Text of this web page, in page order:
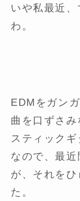
いや私最近
わ。
EDMをガン
曲を口ずさ
スティック
なので、最
が、それを
た。